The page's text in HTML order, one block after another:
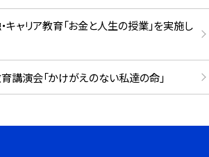
ャリア教育「お金と人生の授業」を実施し
講演会「かけがえのない私達の命」